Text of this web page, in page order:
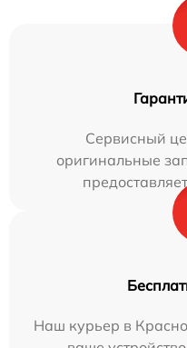
Сервисный
оригинальные
Наш курьер в